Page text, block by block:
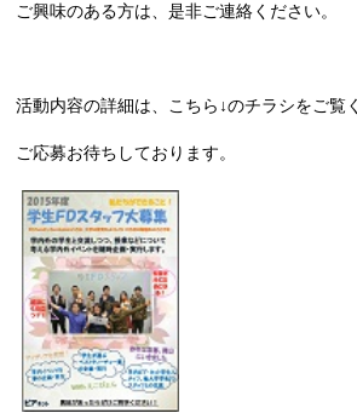
ご興味のある方は、是非ご連絡ください。
活動内容の詳細は、こちら↓のチラシをご覧
ご応募お待ちしております。